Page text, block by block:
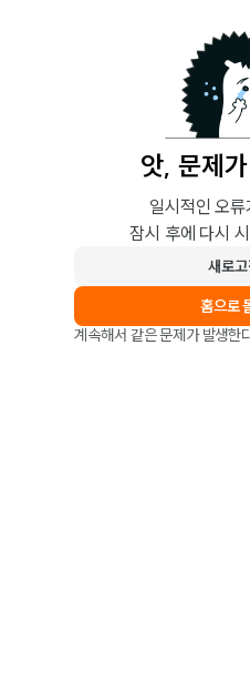
앗, 문제
일시적인 오
잠시 후에 다시
새로
홈으로
계속해서 같은 문제가 발생한